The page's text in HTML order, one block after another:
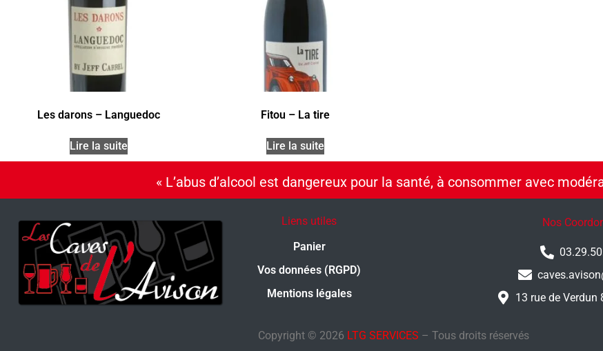
Les darons – Languedoc
Lire la suite
Fitou – La tire
Lire la suite
« L’abus d’alcool est dangereux pour la santé, à consommer avec
Liens utiles
Panier
Vos données (RGPD)
Mentions légales
Nos
13 rue de Verdun
Copyright © 2026 LTG SERVICES – Tous droits réservés